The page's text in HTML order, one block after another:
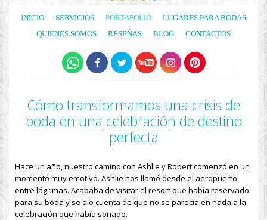
INICIO SERVICIOS PORTAFOLIO
LUGARES PARA BODAS
QUIÉNES SOMOS
RESEÑAS BLOG CONTACTOS
Cómo transformamos una crisis de
boda en una celebración de destino
perfecta
Hace un año, nuestro camino con Ashlie y Robert comenzó en un
momento muy emotivo. Ashlie nos llamó desde el aeropuerto
entre lágrimas. Acababa de visitar el resort que había reservado
para su boda y se dio cuenta de que no se parecía en nada a la
celebración que había soñado.